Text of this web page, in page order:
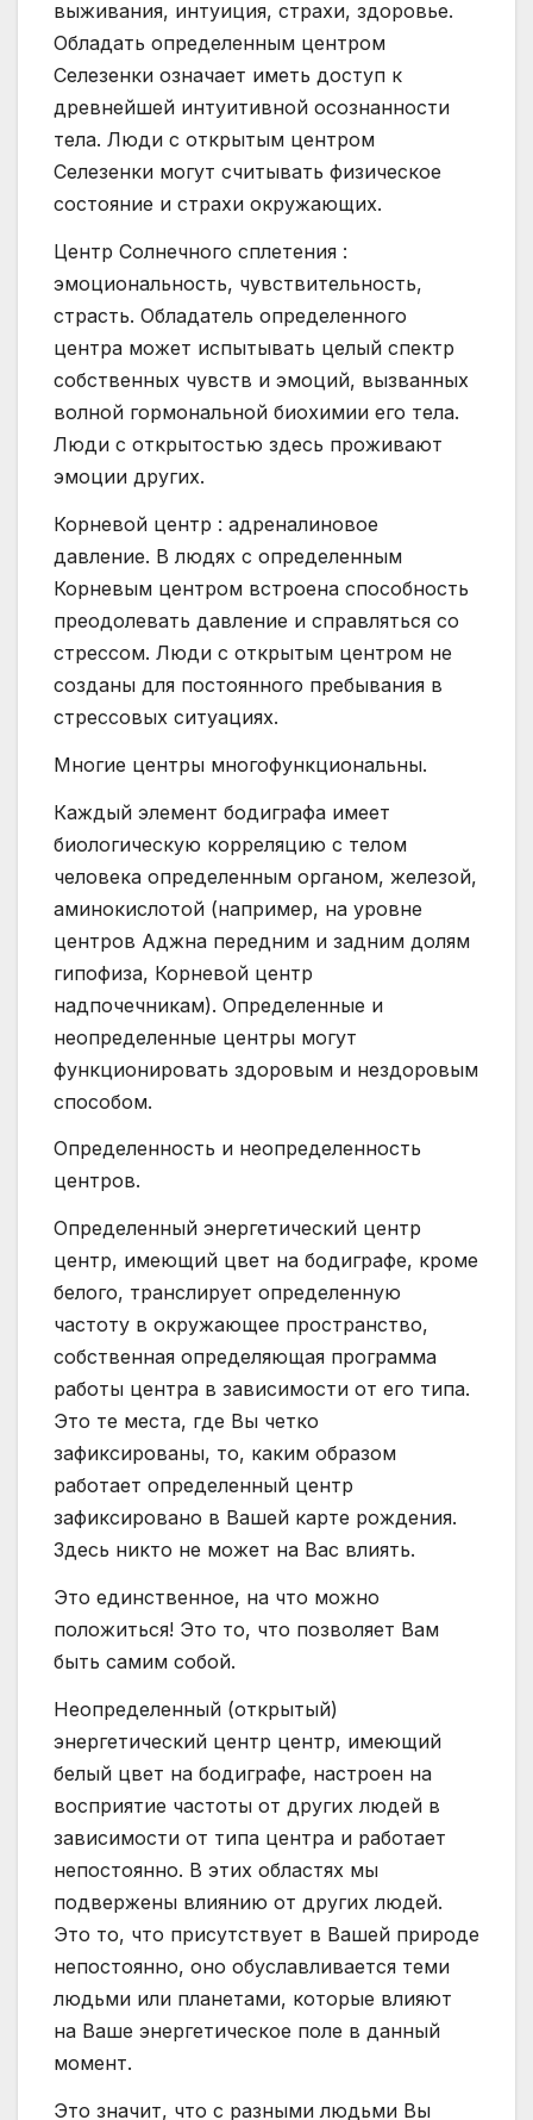
выживания, интуиция, страхи, здоровье.
Обладать определенным центром
Селезенки означает иметь доступ к
древнейшей интуитивной осознанности
тела. Люди с открытым центром
Селезенки могут считывать физическое
состояние и страхи окружающих.
Центр Солнечного сплетения :
эмоциональность, чувствительность,
страсть. Обладатель определенного
центра может испытывать целый спектр
собственных чувств и эмоций, вызванных
волной гормональной биохимии его тела.
Люди с открытостью здесь проживают
эмоции других.
Корневой центр : адреналиновое
давление. В людях с определенным
Корневым центром встроена способность
преодолевать давление и справляться со
стрессом. Люди с открытым центром не
созданы для постоянного пребывания в
стрессовых ситуациях.
Многие центры многофункциональны.
Каждый элемент бодиграфа имеет
биологическую корреляцию с телом
человека определенным органом, железой,
аминокислотой (например, на уровне
центров Аджна передним и задним долям
гипофиза, Корневой центр
надпочечникам). Определенные и
неопределенные центры могут
функционировать здоровым и нездоровым
способом.
Определенность и неопределенность
центров.
Определенный энергетический центр
центр, имеющий цвет на бодиграфе, кроме
белого, транслирует определенную
частоту в окружающее пространство,
собственная определяющая программа
работы центра в зависимости от его типа.
Это те места, где Вы четко
зафиксированы, то, каким образом
работает определенный центр
зафиксировано в Вашей карте рождения.
Здесь никто не может на Вас влиять.
Это единственное, на что можно
положиться! Это то, что позволяет Вам
быть самим собой.
Неопределенный (открытый)
энергетический центр центр, имеющий
белый цвет на бодиграфе, настроен на
восприятие частоты от других людей в
зависимости от типа центра и работает
непостоянно. В этих областях мы
подвержены влиянию от других людей.
Это то, что присутствует в Вашей природе
непостоянно, оно обуславливается теми
людьми или планетами, которые влияют
на Ваше энергетическое поле в данный
момент.
Это значит, что с разными людьми Вы